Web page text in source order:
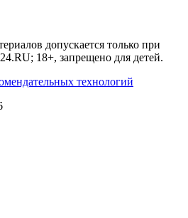
допускается только при
18+, запрещено для детей.
технологий